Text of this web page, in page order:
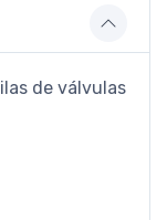
de válvulas